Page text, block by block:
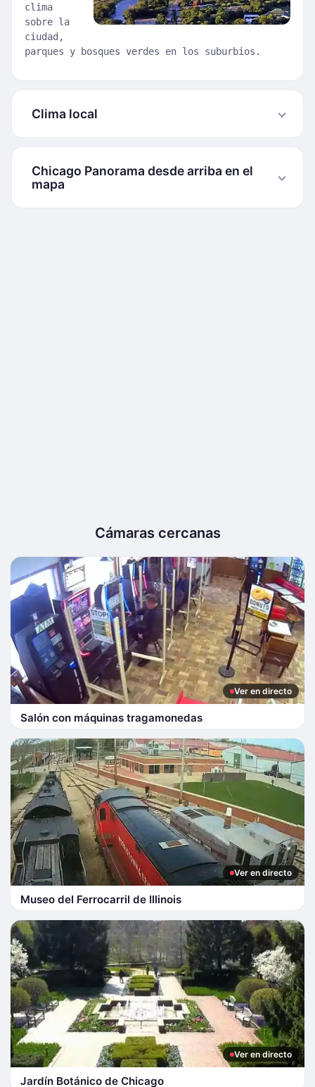
clima
sobre la
ciudad,
parques y bosques verdes en los suburbios.
Clima local
Chicago Panorama desde arriba en el
mapa
Cámaras cercanas
Ver en directo
Salón con máquinas tragamonedas
Ver en directo
Museo del Ferrocarril de Illinois
Ver en directo
Jardín Botánico de Chicago